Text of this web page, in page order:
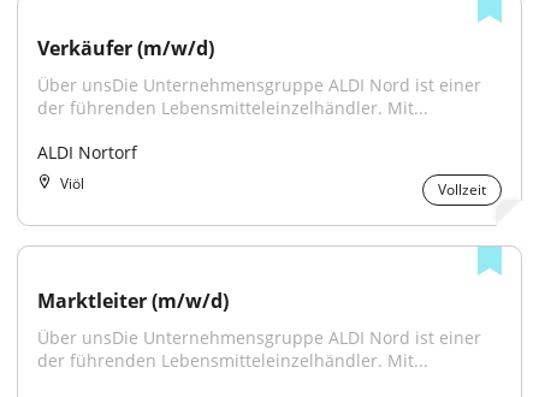
Verkäufer (m/w/d)
Über unsDie Unternehmensgruppe ALDI Nord ist einer
der führenden Lebensmitteleinzelhändler. Mit...
ALDI Nortorf
Viöl Vollzeit
Marktleiter (m/w/d)
Über unsDie Unternehmensgruppe ALDI Nord ist einer
der führenden Lebensmitteleinzelhändler. Mit...